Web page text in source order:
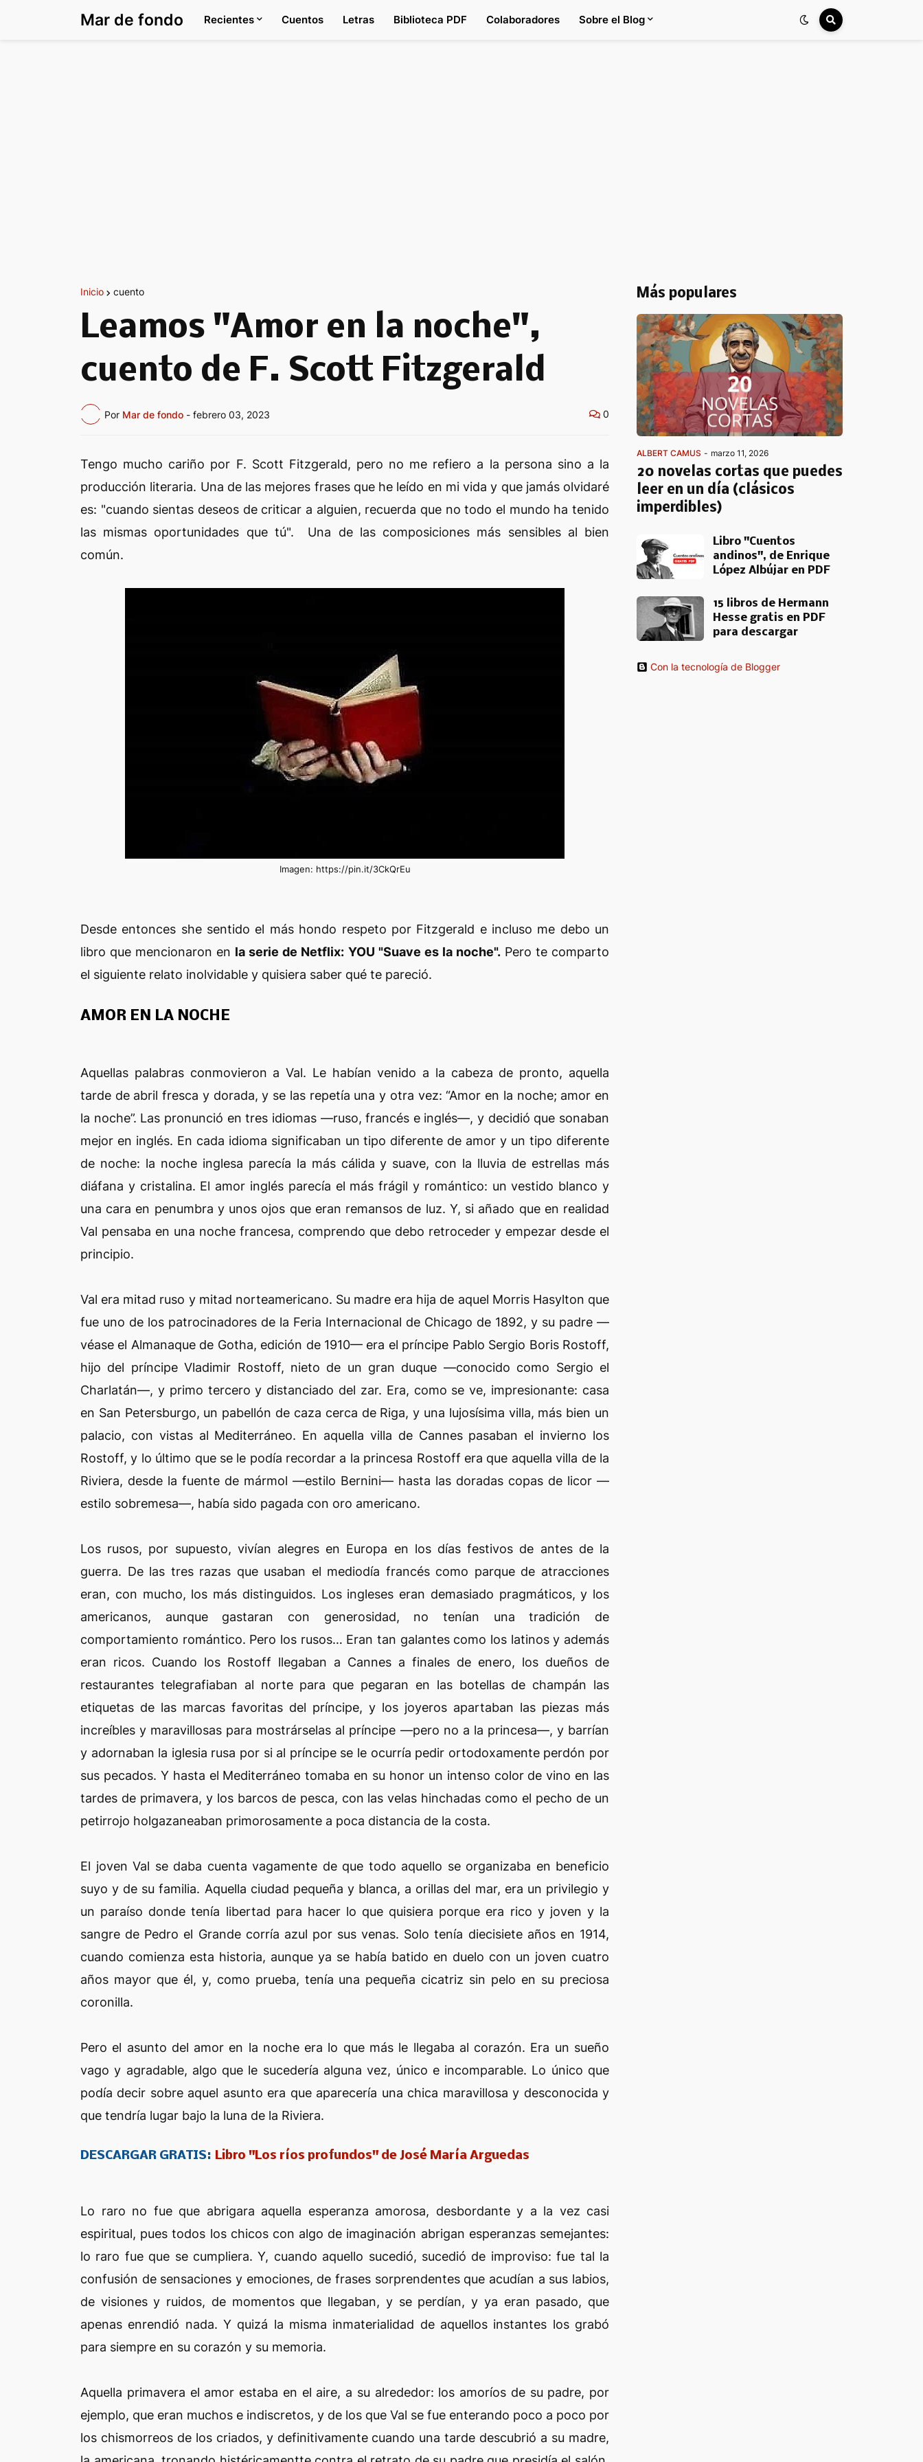
Mar de fondo Recientes Cuentos Letras Biblioteca PDF Colaboradores Sobre el Blog
Inicio cuento
Leamos "Amor en la noche",
cuento de F. Scott Fitzgerald
Por Mar de fondo - febrero 03, 2023 0
Tengo mucho cariño por F. Scott Fitzgerald, pero no me refiero a la persona sino a la
producción literaria. Una de las mejores frases que he leído en mi vida y que jamás olvidaré
es: "cuando sientas deseos de criticar a alguien, recuerda que no todo el mundo ha tenido
las mismas oportunidades que tú". Una de las composiciones más sensibles al bien
común.
Imagen: https://pin.it/3CkQrEu
Desde entonces she sentido el más hondo respeto por Fitzgerald e incluso me debo un
libro que mencionaron en la serie de Netflix: YOU "Suave es la noche".Pero te comparto
el siguiente relato inolvidable y quisiera saber qué te pareció.
AMOR EN LA NOCHE
Aquellas palabras conmovieron a Val. Le habían venido a la cabeza de pronto, aquella
tarde de abril fresca y dorada, y se las repetía una y otra vez: “Amor en la noche; amor en
la noche”. Las pronunció en tres idiomas —ruso, francés e inglés—, y decidió que sonaban
mejor en inglés. En cada idioma significaban un tipo diferente de amor y un tipo diferente
de noche: la noche inglesa parecía la más cálida y suave, con la lluvia de estrellas más
diáfana y cristalina. El amor inglés parecía el más frágil y romántico: un vestido blanco y
una cara en penumbra y unos ojos que eran remansos de luz. Y, si añado que en realidad
Val pensaba en una noche francesa, comprendo que debo retroceder y empezar desde el
principio.
Val era mitad ruso y mitad norteamericano. Su madre era hija de aquel Morris Hasylton que
fue uno de los patrocinadores de la Feria Internacional de Chicago de 1892, y su padre —
véase el Almanaque de Gotha, edición de 1910— era el príncipe Pablo Sergio Boris Rostoff,
hijo del príncipe Vladimir Rostoff, nieto de un gran duque —conocido como Sergio el
Charlatán—, y primo tercero y distanciado del zar. Era, como se ve, impresionante: casa
en San Petersburgo, un pabellón de caza cerca de Riga, y una lujosísima villa, más bien un
palacio, con vistas al Mediterráneo. En aquella villa de Cannes pasaban el invierno los
Rostoff, y lo último que se le podía recordar a la princesa Rostoff era que aquella villa de la
Riviera, desde la fuente de mármol —estilo Bernini— hasta las doradas copas de licor —
estilo sobremesa—, había sido pagada con oro americano.
Los rusos, por supuesto, vivían alegres en Europa en los días festivos de antes de la
guerra. De las tres razas que usaban el mediodía francés como parque de atracciones
eran, con mucho, los más distinguidos. Los ingleses eran demasiado pragmáticos, y los
americanos, aunque gastaran con generosidad, no tenían una tradición de
comportamiento romántico. Pero los rusos… Eran tan galantes como los latinos y además
eran ricos. Cuando los Rostoff llegaban a Cannes a finales de enero, los dueños de
restaurantes telegrafiaban al norte para que pegaran en las botellas de champán las
etiquetas de las marcas favoritas del príncipe, y los joyeros apartaban las piezas más
increíbles y maravillosas para mostrárselas al príncipe —pero no a la princesa—, y barrían
y adornaban la iglesia rusa por si al príncipe se le ocurría pedir ortodoxamente perdón por
sus pecados. Y hasta el Mediterráneo tomaba en su honor un intenso color de vino en las
tardes de primavera, y los barcos de pesca, con las velas hinchadas como el pecho de un
petirrojo holgazaneaban primorosamente a poca distancia de la costa.
El joven Val se daba cuenta vagamente de que todo aquello se organizaba en beneficio
suyo y de su familia. Aquella ciudad pequeña y blanca, a orillas del mar, era un privilegio y
un paraíso donde tenía libertad para hacer lo que quisiera porque era rico y joven y la
sangre de Pedro el Grande corría azul por sus venas. Solo tenía diecisiete años en 1914,
cuando comienza esta historia, aunque ya se había batido en duelo con un joven cuatro
años mayor que él, y, como prueba, tenía una pequeña cicatriz sin pelo en su preciosa
coronilla.
Pero el asunto del amor en la noche era lo que más le llegaba al corazón. Era un sueño
vago y agradable, algo que le sucedería alguna vez, único e incomparable. Lo único que
podía decir sobre aquel asunto era que aparecería una chica maravillosa y desconocida y
que tendría lugar bajo la luna de la Riviera.
DESCARGAR GRATIS: Libro "Los ríos profundos" de José María Arguedas
Lo raro no fue que abrigara aquella esperanza amorosa, desbordante y a la vez casi
espiritual, pues todos los chicos con algo de imaginación abrigan esperanzas semejantes:
lo raro fue que se cumpliera. Y, cuando aquello sucedió, sucedió de improviso: fue tal la
confusión de sensaciones y emociones, de frases sorprendentes que acudían a sus labios,
de visiones y ruidos, de momentos que llegaban, y se perdían, y ya eran pasado, que
apenas enrendió nada. Y quizá la misma inmaterialidad de aquellos instantes los grabó
para siempre en su corazón y su memoria.
Aquella primavera el amor estaba en el aire, a su alrededor: los amoríos de su padre, por
ejemplo, que eran muchos e indiscretos, y de los que Val se fue enterando poco a poco por
los chismorreos de los criados, y definitivamente cuando una tarde descubrió a su madre,
Más populares
ALBERT CAMUS - marzo 11, 2026
20 novelas cortas que puedes
leer en un día (clásicos
imperdibles)
Libro "Cuentos
andinos", de Enrique
López Albújar en PDF
15 libros de Hermann
Hesse gratis en PDF
para descargar
Con la tecnología de Blogger